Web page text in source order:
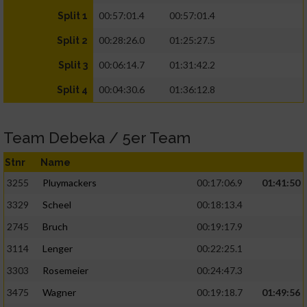
Split 1 00:57:01.4 00:57:01.4
Split 2 00:28:26.0 01:25:27.5
Split 3 00:06:14.7 01:31:42.2
Split 4 00:04:30.6 01:36:12.8
Team Debeka / 5er Team
Stnr Name
3255 Pluymackers 00:17:06.9
01:41:50
3329
Scheel
00:18:13.4
2745
Bruch
00:19:17.9
3114
Lenger
00:22:25.1
3303
Rosemeier
00:24:47.3
3475
Wagner 00:19:18.7 01:49:56